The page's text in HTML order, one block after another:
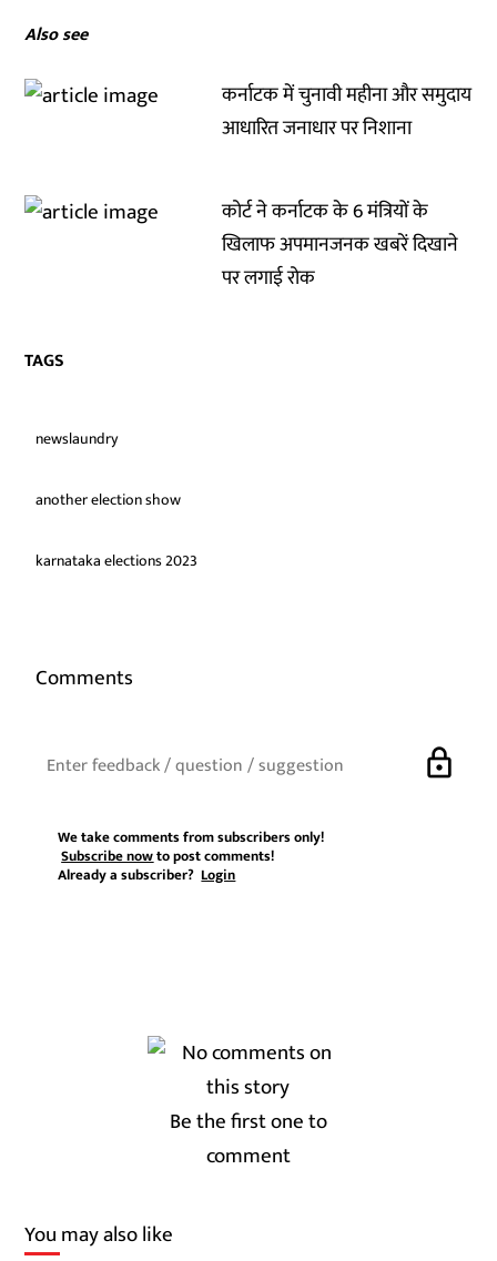
Also see
कर्नाटक में चुनावी महीना और समुदाय
आधारित जनाधार पर निशाना
कोर्ट ने कर्नाटक के 6 मंत्रियों के
खिलाफ अपमानजनक खबरें दिखाने
पर लगाई रोक
TAGS
newslaundry
another election show
karnataka elections 2023
Comments
lock
We take comments from subscribers only!
Subscribe nowto post comments!
Already a subscriber?Login
Be the first one to
comment
You may also like